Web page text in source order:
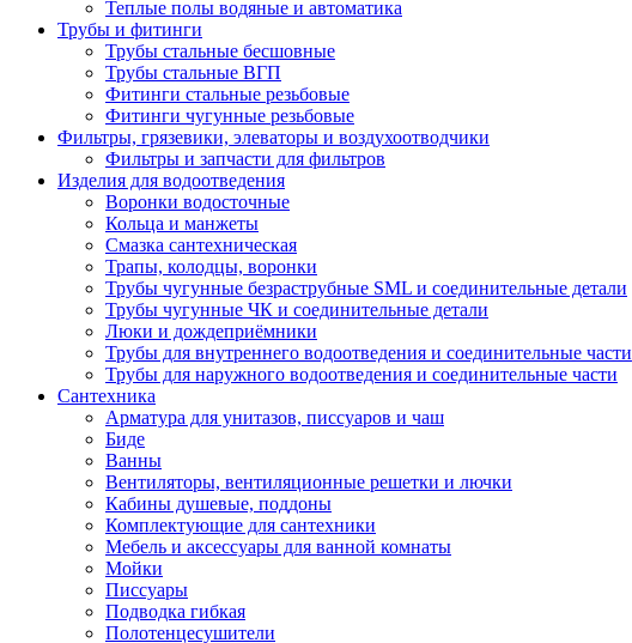
Теплые полы водяные и автоматика
Трубы и фитинги
Трубы стальные бесшовные
Трубы стальные ВГП
Фитинги стальные резьбовые
Фитинги чугунные резьбовые
Фильтры, грязевики, элеваторы и воздухоотводчики
Фильтры и запчасти для фильтров
Изделия для водоотведения
Воронки водосточные
Кольца и манжеты
Смазка сантехническая
Трапы, колодцы, воронки
Трубы чугунные безраструбные SML и соединительные детали
Трубы чугунные ЧК и соединительные детали
Люки и дождеприёмники
Трубы для внутреннего водоотведения и соединительные части
Трубы для наружного водоотведения и соединительные части
Сантехника
Арматура для унитазов, писсуаров и чаш
Биде
Ванны
Вентиляторы, вентиляционные решетки и лючки
Кабины душевые, поддоны
Комплектующие для сантехники
Мебель и аксессуары для ванной комнаты
Мойки
Писсуары
Подводка гибкая
Полотенцесушители